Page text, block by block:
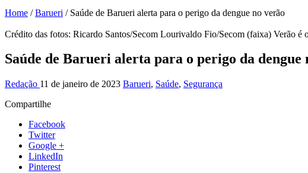
Home / Barueri / Saúde de Barueri alerta para o perigo da dengue no verão
Crédito das fotos: Ricardo Santos/Secom Lourivaldo Fio/Secom (faixa) Verão é
Saúde de Barueri alerta para o perigo da dengue
Redação 11 de janeiro de 2023 Barueri, Saúde, Segurança
Compartilhe
Facebook
Twitter
Google +
LinkedIn
Pinterest